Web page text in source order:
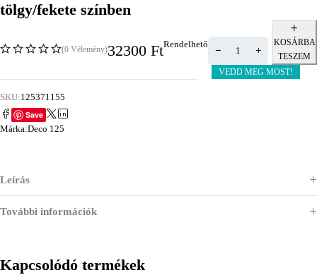
tölgy/fekete színben
(0 Vélemény)32300 FtRendelhető
KOSÁRBA
TESZEM
VEDD MEG MOST!
SKU:125371155
Save
Márka:Deco 125
Leírás
További információk
Kapcsolódó termékek